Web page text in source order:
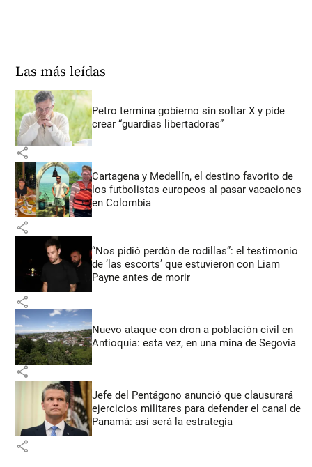
Las más leídas
Petro termina gobierno sin soltar X y pide
crear “guardias libertadoras”
share
Cartagena y Medellín, el destino favorito de
los futbolistas europeos al pasar vacaciones
en Colombia
share
“Nos pidió perdón de rodillas”: el testimonio
de ‘las escorts’ que estuvieron con Liam
Payne antes de morir
share
Nuevo ataque con dron a población civil en
Antioquia: esta vez, en una mina de Segovia
share
Jefe del Pentágono anunció que clausurará
ejercicios militares para defender el canal de
Panamá: así será la estrategia
share